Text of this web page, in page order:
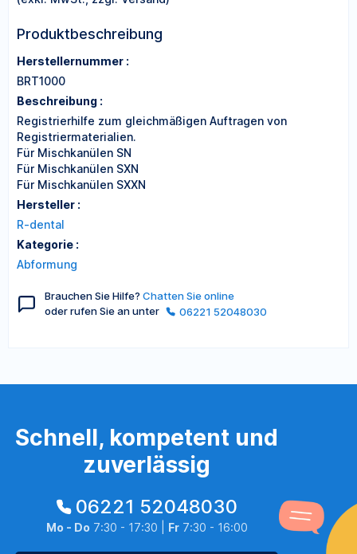
Produktbeschreibung
Herstellernummer :
BRT1000
Beschreibung :
Registrierhilfe zum gleichmäßigen Auftragen von
Registriermaterialien.
Für Mischkanülen SN
Für Mischkanülen SXN
Für Mischkanülen SXXN
Hersteller :
R-dental
Kategorie :
Abformung
Brauchen Sie Hilfe? Chatten Sie online
oder rufen Sie an unter
06221 52048030
Schnell, kompetent und
zuverlässig
06221 52048030
Mo - Do 7:30 - 17:30 | Fr7:30 - 16:00